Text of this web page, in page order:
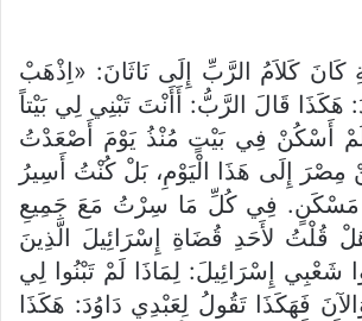
كَانَ كَلاَمُ الرَّبِّ إِلَى نَاثَانَ: «اِذْهَبْ
هَكَذَا قَالَ الرَّبُّ: أَأَنْتَ تَبْنِي لِي بَيْتاً
لَمْ أَسْكُنْ فِي بَيْتٍ مُنْذُ يَوْمَ أَصْعَدْتُ
مِصْرَ إِلَى هَذَا الْيَوْمِ، بَلْ كُنْتُ أَسِيرُ
فِي كُلِّ مَا سِرْتُ مَعَ جَمِيعِ
قُلْتُ لأَحَدِ قُضَاةِ إِسْرَائِيلَ الَّذِينَ
شَعْبِي إِسْرَائِيلَ: لِمَاذَا لَمْ تَبْنُوا لِي
فَهَكَذَا تَقُولُ لِعَبْدِي دَاوُدَ: هَكَذَا